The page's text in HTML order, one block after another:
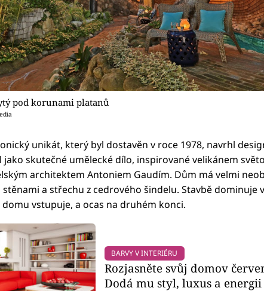
pod korunami platanů
unikát, který byl dostavěn v roce 1978, navrhl
jako skutečné umělecké dílo, inspirované velikánem
architektem Antoniem Gaudím. Dům má velmi
a střechu z cedrového šindelu. Stavbě dominuje
vstupuje, a ocas na druhém konci.
BARVY V INTERIÉRU
Rozjasněte svůj domov
Dodá mu styl, luxus a energii